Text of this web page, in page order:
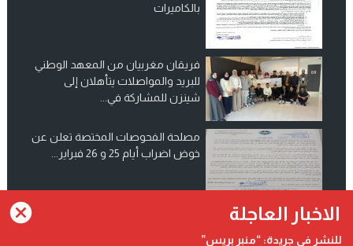
بالكاميرات
فريقان مغربيان من المعهد الوطني
للبريد والمواصلات يتأهلان إلى
شينزن للمشاركة في...
مصلحة الفحوصات المختصة تعلن عن
خوض اضراب أيام 25 و 26 فبراير...
انضم الينا على فيسبوك
الاخبار العاجلة
للنشر في جريدة: “منبر بريس”